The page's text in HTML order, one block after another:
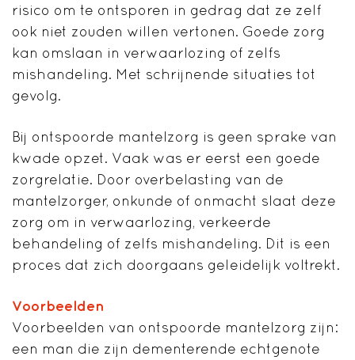
risico om te ontsporen in gedrag dat ze zelf
ook niet zouden willen vertonen. Goede zorg
kan omslaan in verwaarlozing of zelfs
mishandeling. Met schrijnende situaties tot
gevolg.
Bij ontspoorde mantelzorg is geen sprake van
kwade opzet. Vaak was er eerst een goede
zorgrelatie. Door overbelasting van de
mantelzorger, onkunde of onmacht slaat deze
zorg om in verwaarlozing, verkeerde
behandeling of zelfs mishandeling. Dit is een
proces dat zich doorgaans geleidelijk voltrekt.
Voorbeelden
Voorbeelden van ontspoorde mantelzorg zijn:
een man die zijn dementerende echtgenote